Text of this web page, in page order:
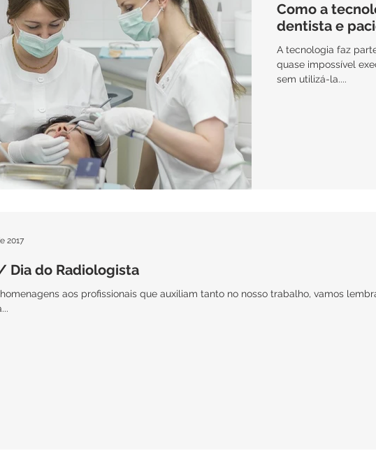
Como a
dentista e
A tecnologia faz parte cada vez mais da vida de todos nós
quase impossível
sem utilizá-la....
Dia do Radiologista
aos profissionais que auxiliam tanto no nosso trabalho, vamos
2017